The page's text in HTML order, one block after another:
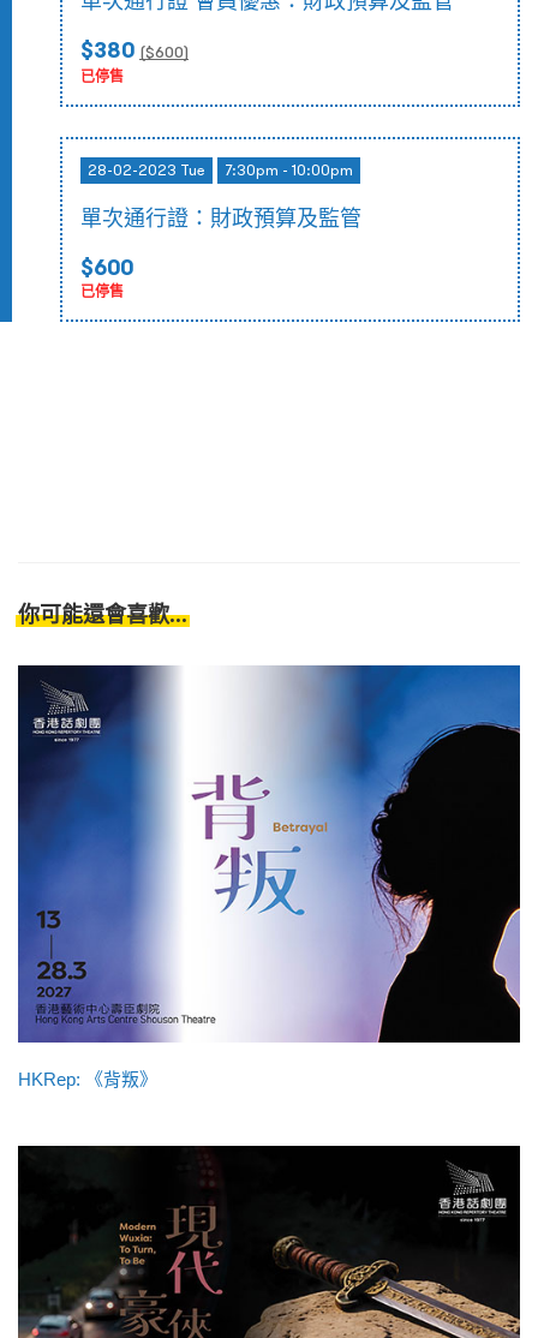
$380 ($600)
已停售
28-02-2023 Tue 7:30pm - 10:00pm
單次通行證：財政預算及監管
$600
已停售
你可能還會喜歡...
HKRep: 《背叛》